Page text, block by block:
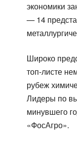
экономики
— 14
Широко
топ-листе
рубеж
Лидеры по
минувшего
«ФосАгро».